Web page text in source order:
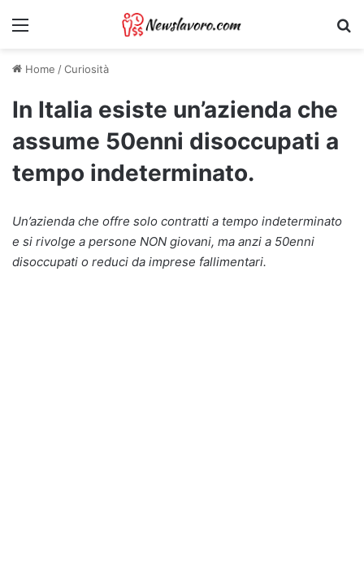
Menu
Home /Curiosità
In Italia esiste un’azienda che
assume 50enni disoccupati a
tempo indeterminato.
Un’azienda che offre solo contratti a tempo indeterminato
e si rivolge a persone NON giovani, ma anzi a 50enni
disoccupati o reduci da imprese fallimentari.